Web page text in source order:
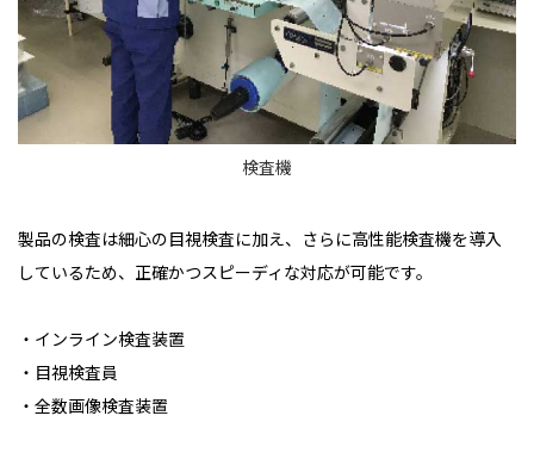
検査機
製品の検査は細心の目視検査に加え、さらに高性能検査機を導入
しているため、正確かつスピーディな対応が可能です。
・インライン検査装置
・目視検査員
・全数画像検査装置